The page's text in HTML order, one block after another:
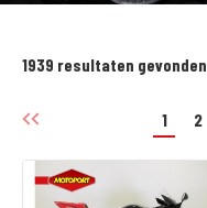
1939 resultaten gevonden
1 2